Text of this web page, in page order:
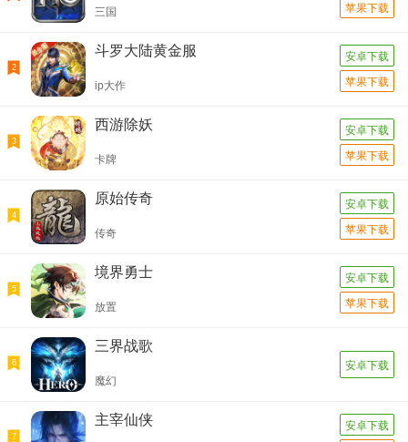
三国
苹果下载
2
斗罗大陆黄金服
ip大作
安卓下载
苹果下载
3
西游除妖
卡牌
安卓下载
苹果下载
4
原始传奇
传奇
安卓下载
苹果下载
5
境界勇士
放置
安卓下载
苹果下载
6
三界战歌
魔幻
安卓下载
7
主宰仙侠
安卓下载